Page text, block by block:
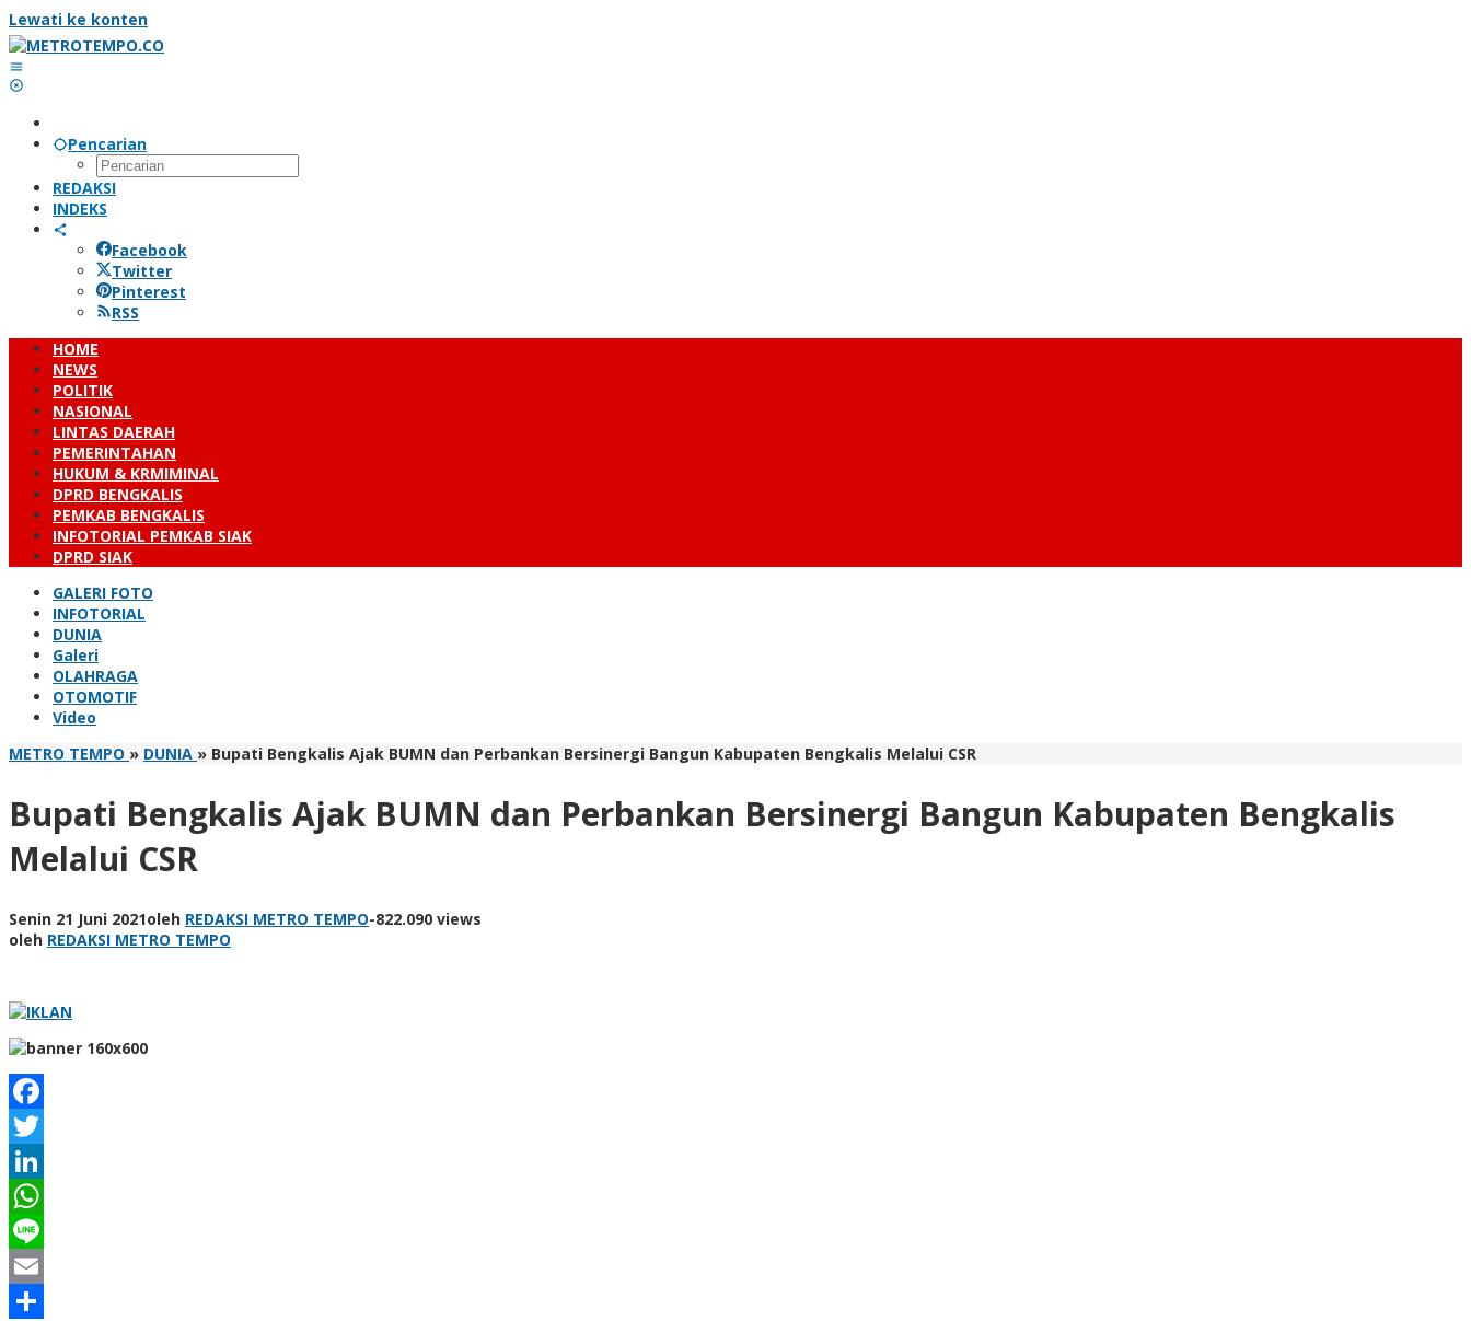
Lewati ke konten
Pencarian
REDAKSI
INDEKS
Facebook
Twitter
Pinterest
RSS
HOME
NEWS
POLITIK
NASIONAL
LINTAS DAERAH
PEMERINTAHAN
HUKUM & KRMIMINAL
DPRD BENGKALIS
PEMKAB BENGKALIS
INFOTORIAL PEMKAB SIAK
DPRD SIAK
GALERI FOTO
INFOTORIAL
DUNIA
Galeri
OLAHRAGA
OTOMOTIF
Video
METRO TEMPO » DUNIA » Bupati Bengkalis Ajak BUMN dan Perbankan Bersinergi Bangun Kabupaten Bengkalis Melalui CSR
Bupati Bengkalis Ajak BUMN dan Perbankan Bersinergi Bangun Kabupaten Bengkalis
Melalui CSR
Senin 21 Juni 2021oleh REDAKSI METRO TEMPO-822.090 views
oleh REDAKSI METRO TEMPO
Facebook
Twitter
LinkedIn
WhatsApp
Line
Email